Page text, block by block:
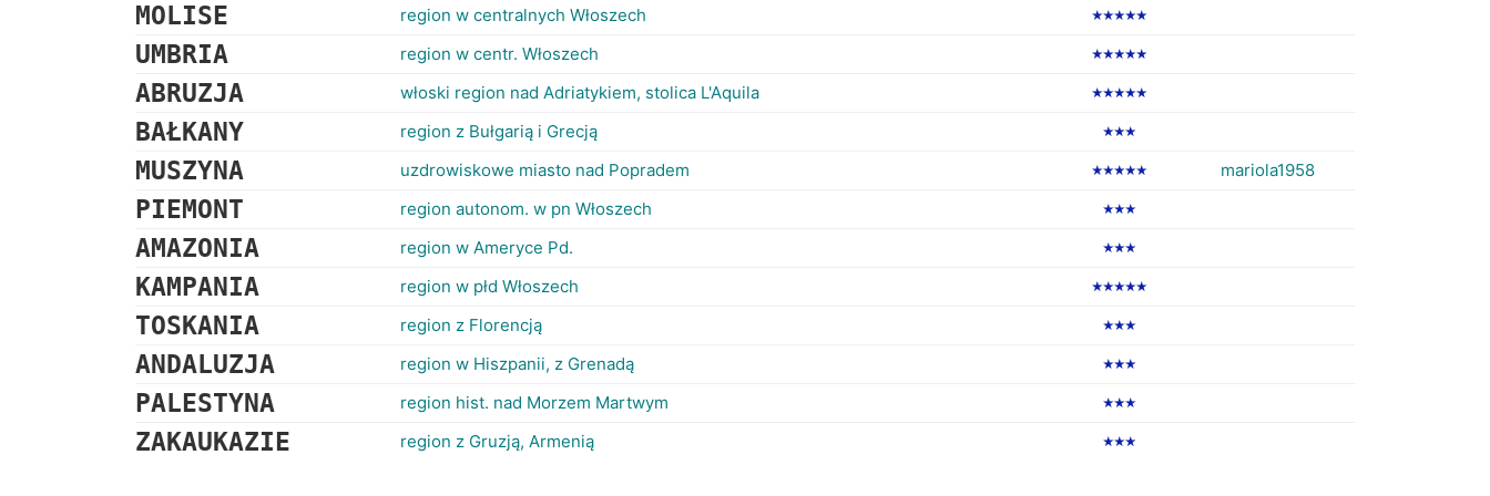
MOLISE region w centralnych Włoszech ★★★★★
UMBRIA region w centr. Włoszech ★★★★★
ABRUZJA włoski region nad Adriatykiem, stolica L'Aquila ★★★★★
BAŁKANY region z Bułgarią i Grecją ★★★
MUSZYNA uzdrowiskowe miasto nad Popradem ★★★★★ mariola1958
PIEMONT region autonom. w pn Włoszech ★★★
AMAZONIA region w Ameryce Pd. ★★★
KAMPANIA region w płd Włoszech ★★★★★
TOSKANIA region z Florencją ★★★
ANDALUZJA region w Hiszpanii, z Grenadą ★★★
PALESTYNA region hist. nad Morzem Martwym ★★★
ZAKAUKAZIE region z Gruzją, Armenią ★★★